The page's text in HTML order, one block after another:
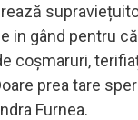
gând pentru
coșmaruri,
prea tare
Furnea.